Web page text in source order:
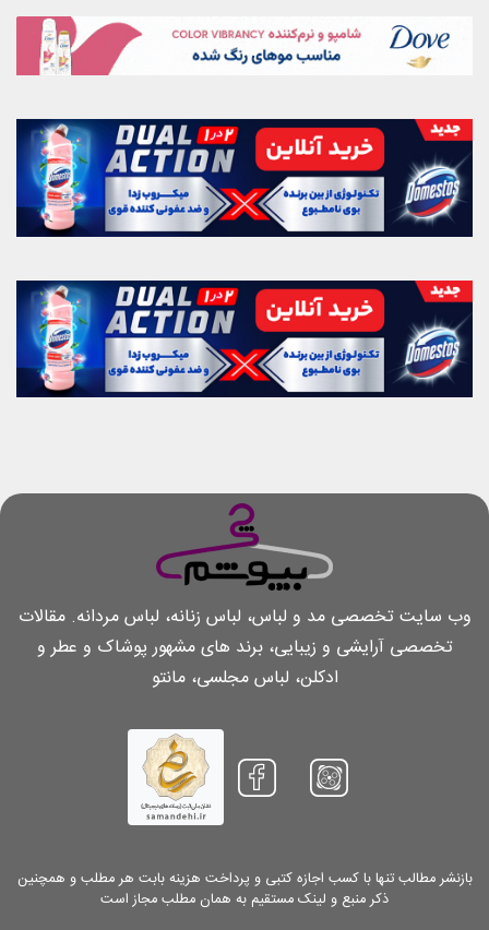
وب سایت تخصصی مد و لباس، لباس زنانه، لباس مردانه. مقالات
تخصصی آرایشی و زیبایی، برند های مشهور پوشاک و عطر و
ادکلن، لباس مجلسی، مانتو
بازنشر مطالب تنها با کسب اجازه کتبی و پرداخت هزینه بابت هر مطلب و همچنین
ذکر منبع و لینک مستقیم به همان مطلب مجاز است